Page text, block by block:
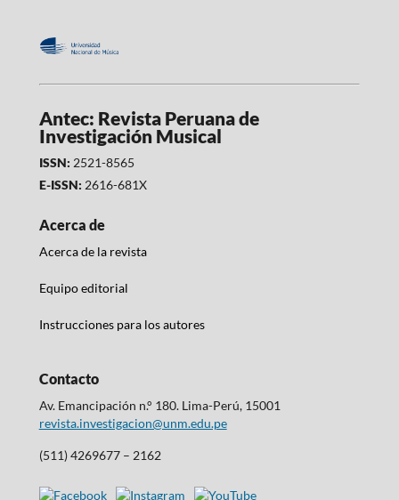
Antec: Revista Peruana de
Investigación Musical
ISSN: 2521-8565
E-ISSN: 2616-681X
Acerca de
Acerca de la revista
Equipo editorial
Instrucciones para los autores
Contacto
Av. Emancipación n.° 180. Lima-Perú, 15001
revista.investigacion@unm.edu.pe
(511) 4269677 – 2162